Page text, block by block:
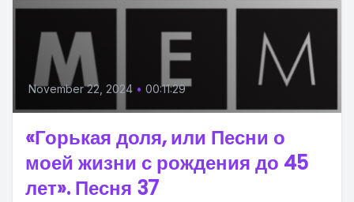
November 22, 2024 • 00:11:29
«Горькая доля, или Песни о
моей жизни с рождения до 45
лет». Песня 37